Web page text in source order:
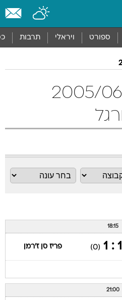
ספורט ויראלי תרבות
ליגה צרפתית 2005/06
18:15
1 : 1
(0) פריז סן ז'רמן
21:00